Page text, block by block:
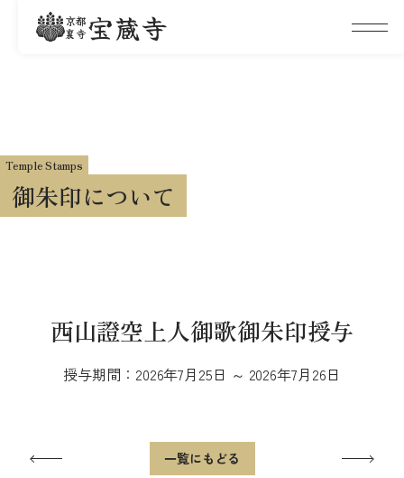
京都
裏寺宝蔵寺
Temple Stamps
御朱印について
西山證空上人御歌御朱印授与
授与期間：2026年7月25日 ～ 2026年7月26日
一覧にもどる